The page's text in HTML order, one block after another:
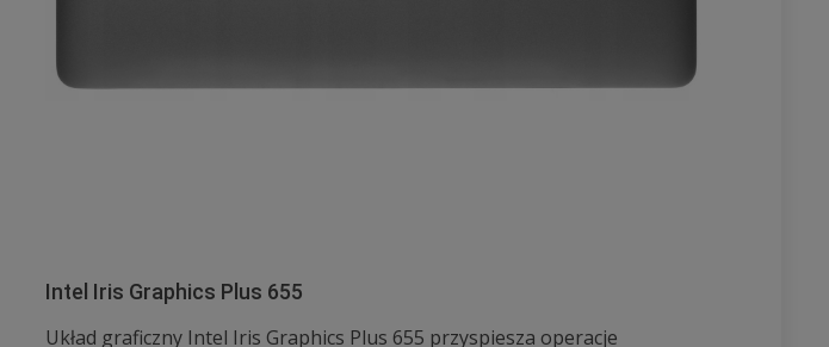
Intel Iris Graphics Plus 655
Układ graficzny Intel Iris Graphics Plus 655 przyspiesza operacje